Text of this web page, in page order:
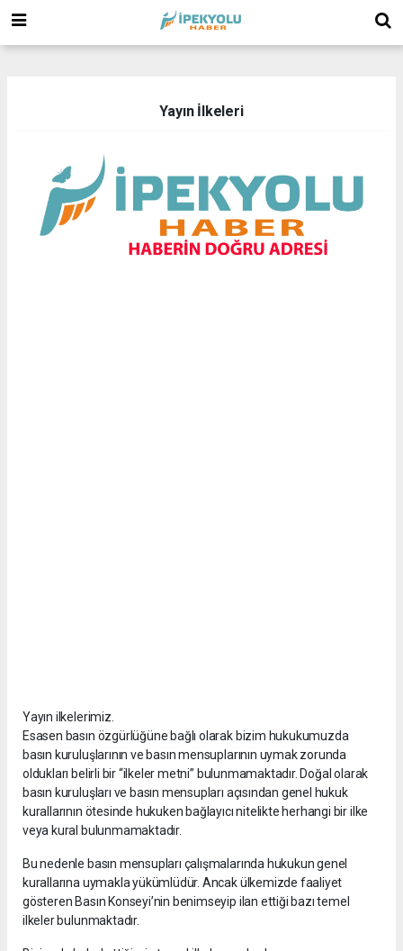
Yayın İlkeleri
Yayın ilkelerimiz.
Esasen basın özgürlüğüne bağlı olarak bizim hukukumuzda
basın kuruluşlarının ve basın mensuplarının uymak zorunda
oldukları belirli bir “ilkeler metni” bulunmamaktadır. Doğal olarak
basın kuruluşları ve basın mensupları açısından genel hukuk
kurallarının ötesinde hukuken bağlayıcı nitelikte herhangi bir ilke
veya kural bulunmamaktadır.
Bu nedenle basın mensupları çalışmalarında hukukun genel
kurallarına uymakla yükümlüdür. Ancak ülkemizde faaliyet
gösteren Basın Konseyi’nin benimseyip ilan ettiği bazı temel
ilkeler bulunmaktadır.